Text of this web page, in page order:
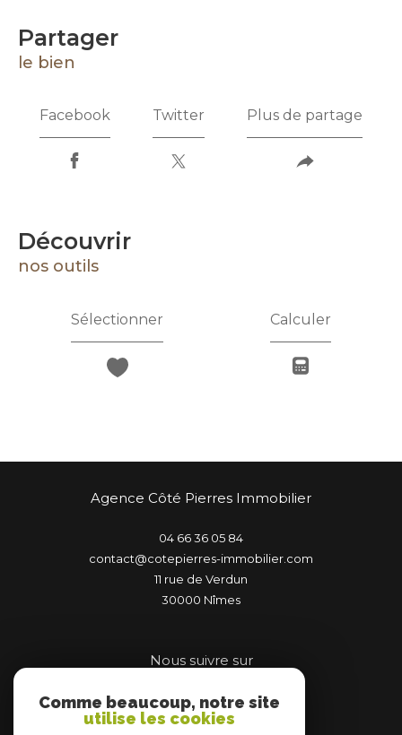
partager
le bien
Facebook Twitter Plus de partage
découvrir
nos outils
Sélectionner Calculer
Agence Côté Pierres Immobilier
04 66 36 05 84
contact@cotepierres-immobilier.com
11 rue de Verdun
30000
nîmes
Nous suivre sur
Comme beaucoup, notre site
utilise les cookies